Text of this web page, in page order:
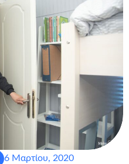
6 Μαρτίου, 2020